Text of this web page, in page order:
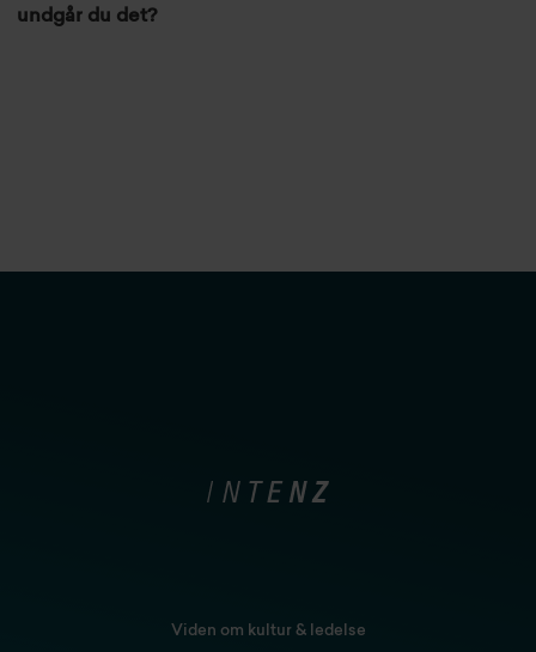
undgår du det?
Viden om kultur & ledelse